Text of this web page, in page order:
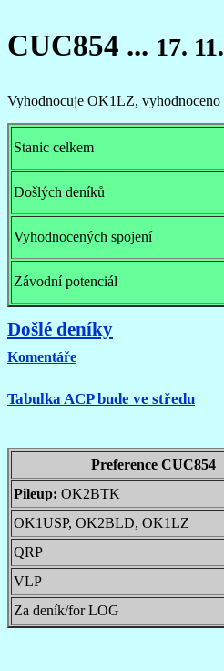
CUC854 ... 17.
Vyhodnocuje OK1LZ, vyhodnoceno
Stanic celkem
Došlých deníků
Vyhodnocených spojení
Závodní potenciál
Došlé deníky
Komentáře
Tabulka ACP bude ve středu
Preference CUC854
Pileup: OK2BTK
OK1USP, OK2BLD, OK1LZ
QRP
VLP
Za deník/for LOG